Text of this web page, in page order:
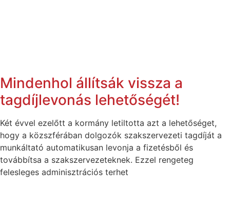
Mindenhol állítsák vissza a
tagdíjlevonás lehetőségét!
Két évvel ezelőtt a kormány letiltotta azt a lehetőséget,
hogy a közszférában dolgozók szakszervezeti tagdíját a
munkáltató automatikusan levonja a fizetésből és
továbbítsa a szakszervezeteknek. Ezzel rengeteg
felesleges adminisztrációs terhet